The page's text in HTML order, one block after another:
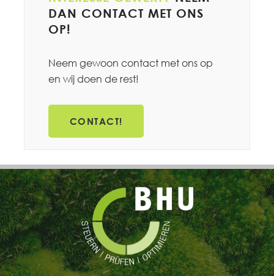
DAN CONTACT MET ONS
OP!
Neem gewoon contact met ons op
en wij doen de rest!
CONTACT!